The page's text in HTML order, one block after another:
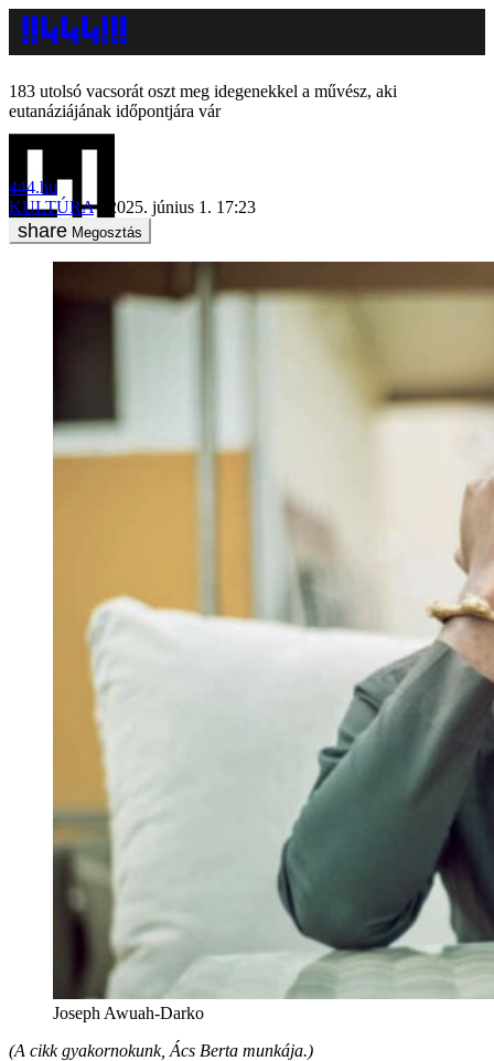
183 utolsó vacsorát oszt meg idegenekkel a művész, aki
eutanáziájának időpontjára vár
444.hu
KULTÚRA
2025. június 1. 17:23
Megosztás
Joseph Awuah-Darko
(A cikk gyakornokunk, Ács Berta munkája.)